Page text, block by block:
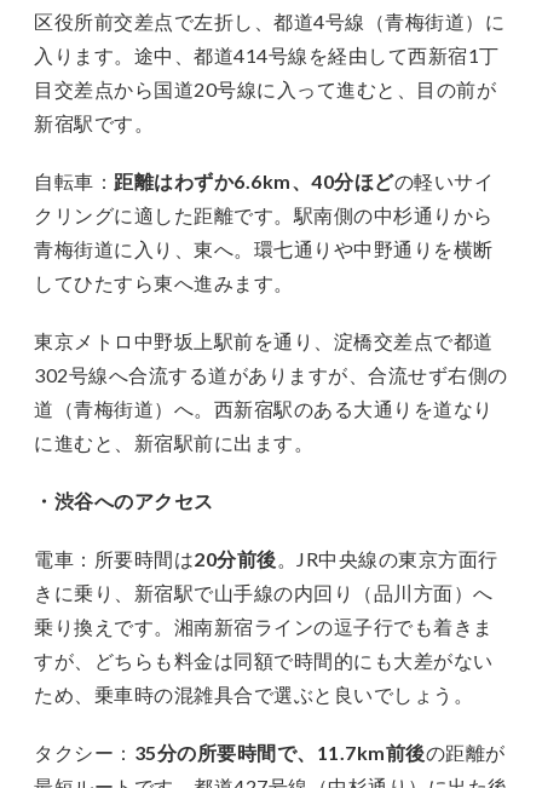
区役所前交差点で左折し、都道4号線（青梅街道）に
入ります。途中、都道414号線を経由して西新宿1丁
目交差点から国道20号線に入って進むと、目の前が
新宿駅です。
自転車： 距離はわずか6.6km、40分ほどの軽いサイ
クリングに適した距離です。駅南側の中杉通りから
青梅街道に入り、東へ。環七通りや中野通りを横断
してひたすら東へ進みます。
東京メトロ中野坂上駅前を通り、淀橋交差点で都道
302号線へ合流する道がありますが、合流せず右側の
道（青梅街道）へ。西新宿駅のある大通りを道なり
に進むと、新宿駅前に出ます。
・渋谷へのアクセス
電車：所要時間は20分前後 。JR中央線の東京方面行
きに乗り、新宿駅で山手線の内回り（品川方面）へ
乗り換えです。湘南新宿ラインの逗子行でも着きま
すが、どちらも料金は同額で時間的にも大差がない
ため、乗車時の混雑具合で選ぶと良いでしょう。
タクシー： 35分の所要時間で、11.7km前後の距離が